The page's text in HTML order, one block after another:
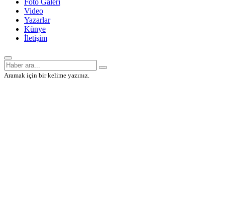
Foto Galeri
Video
Yazarlar
Künye
İletişim
Aramak için bir kelime yazınız.